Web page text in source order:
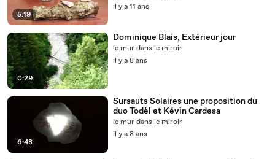
5:19
il y a 11 ans
0:29
Dominique Blais, Extérieur jour
le mur dans le miroir
il y a 8 ans
6:48
Sursauts Solaires une proposition du
duo Todèl et Kévin Cardesa
le mur dans le miroir
il y a 8 ans